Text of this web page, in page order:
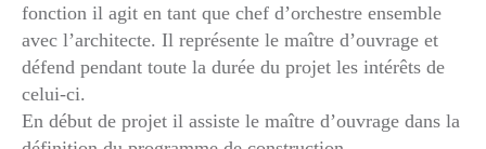
fonction il agit en tant que chef d’orchestre ensemble
avec l’architecte. Il représente le maître d’ouvrage et
défend pendant toute la durée du projet les intérêts de
celui-ci.
En début de projet il assiste le maître d’ouvrage dans la